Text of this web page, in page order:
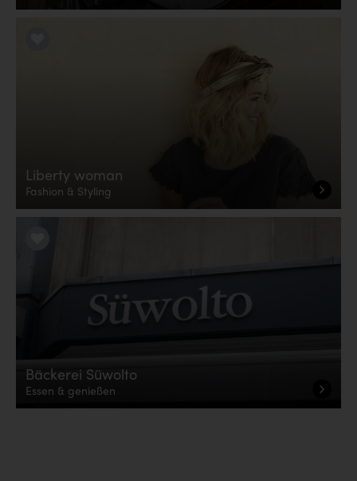
Liberty woman
Fashion & Styling
Bäckerei Süwolto
Essen & genießen